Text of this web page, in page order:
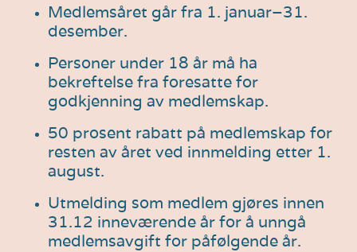
Medlemsåret går fra 1. januar–31.
desember.
Personer under 18 år må ha
bekreftelse fra foresatte for
godkjenning av medlemskap.
50 prosent rabatt på medlemskap for
resten av året ved innmelding etter 1.
august.
Utmelding som medlem gjøres innen
31.12 inneværende år for å unngå
medlemsavgift for påfølgende år.